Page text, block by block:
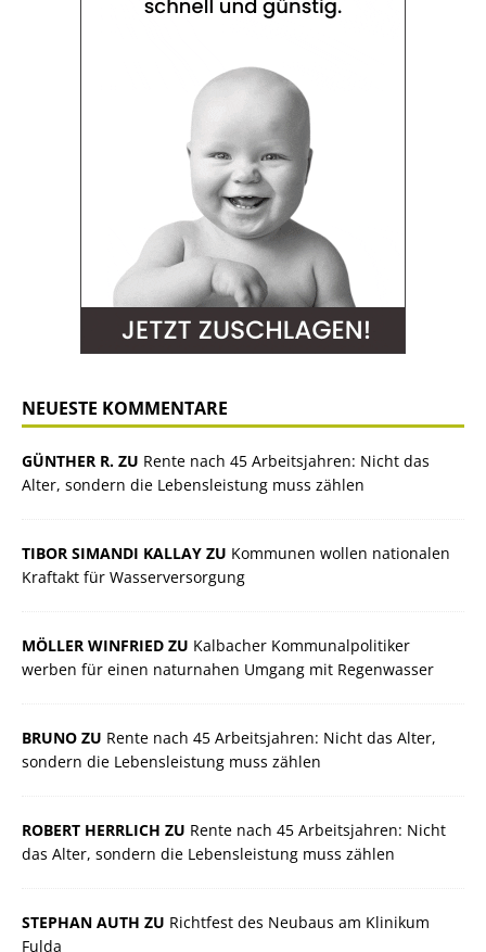
NEUESTE KOMMENTARE
GÜNTHER R. ZU Rente nach 45 Arbeitsjahren: Nicht das
Alter, sondern die Lebensleistung muss zählen
TIBOR SIMANDI KALLAY ZU Kommunen wollen nationalen
Kraftakt für Wasserversorgung
MÖLLER WINFRIED ZU Kalbacher Kommunalpolitiker
werben für einen naturnahen Umgang mit Regenwasser
BRUNO ZU Rente nach 45 Arbeitsjahren: Nicht das Alter,
sondern die Lebensleistung muss zählen
ROBERT HERRLICH ZU Rente nach 45 Arbeitsjahren: Nicht
das Alter, sondern die Lebensleistung muss zählen
STEPHAN AUTH ZU Richtfest des Neubaus am Klinikum
Fulda